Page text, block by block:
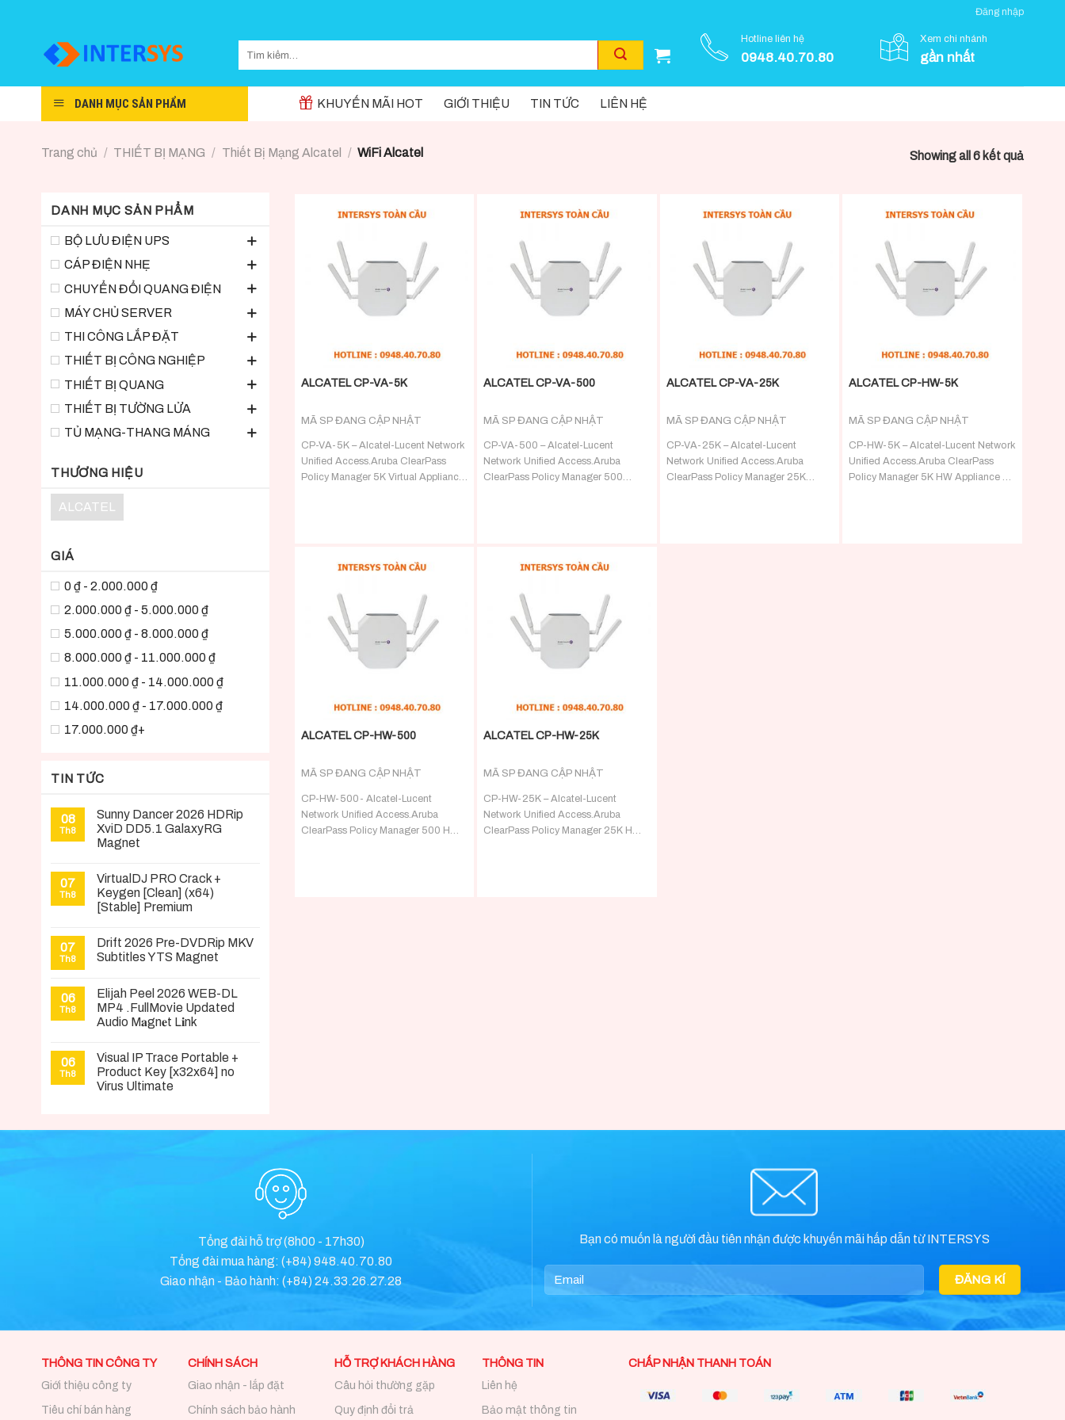
Đăng nhập
Hotline liên hệ
0948.40.70.80
Xem chi nhánh
gần nhất
DANH MỤC SẢN PHẨM KHUYẾN MÃI HOT GIỚI THIỆU TIN TỨC LIÊN HỆ
Trang chủ / THIẾT BỊ MẠNG / Thiết Bị Mạng Alcatel / WiFi Alcatel Showing all 6 kết quả
DANH MỤC SẢN PHẨM
BỘ LƯU ĐIỆN UPS
CÁP ĐIỆN NHẸ
CHUYỂN ĐỔI QUANG ĐIỆN
MÁY CHỦ SERVER
THI CÔNG LẮP ĐẶT
THIẾT BỊ CÔNG NGHIỆP
THIẾT BỊ QUANG
THIẾT BỊ TƯỜNG LỬA
TỦ MẠNG-THANG MÁNG
THƯƠNG HIỆU
ALCATEL
GIÁ
0 ₫ - 2.000.000 ₫
2.000.000 ₫ - 5.000.000 ₫
5.000.000 ₫ - 8.000.000 ₫
8.000.000 ₫ - 11.000.000 ₫
11.000.000 ₫ - 14.000.000 ₫
14.000.000 ₫ - 17.000.000 ₫
17.000.000 ₫+
TIN TỨC
08
Th8
Sunny Dancer 2026 HDRip
XviD DD5.1 GalaxyRG
Magnet
07
Th8
VirtualDJ PRO Crack +
Keygen [Clean] (x64)
[Stable] Premium
07
Th8
Drift 2026 Pre-DVDRip MKV
Subtitles YTS Magnet
06
Th8
Elijah Peel 2026 WEB-DL
MP4 .FullMov𝗂e Updated
Audio M𝐚gn𝐞t L𝐢nk
06
Th8
Visual IP Trace Portable +
Product Key [x32x64] no
Virus Ultimate
ALCATEL CP-VA-5K
MÃ SP ĐANG CẬP NHẬT
CP-VA-5K – Alcatel-Lucent Network
Unified Access.Aruba ClearPass
Policy Manager 5K Virtual Appliance
ALCATEL CP-VA-500
MÃ SP ĐANG CẬP NHẬT
CP-VA-500 – Alcatel-Lucent
Network Unified Access.Aruba
ClearPass Policy Manager 500
ALCATEL CP-VA-25K
MÃ SP ĐANG CẬP NHẬT
CP-VA-25K – Alcatel-Lucent
Network Unified Access.Aruba
ClearPass Policy Manager 25K
ALCATEL CP-HW-5K
MÃ SP ĐANG CẬP NHẬT
CP-HW-5K – Alcatel-Lucent Network
Unified Access.Aruba ClearPass
Policy Manager 5K HW Appliance –
ALCATEL CP-HW-500
MÃ SP ĐANG CẬP NHẬT
CP-HW-500- Alcatel-Lucent
Network Unified Access.Aruba
ClearPass Policy Manager 500 HW
ALCATEL CP-HW-25K
MÃ SP ĐANG CẬP NHẬT
CP-HW-25K – Alcatel-Lucent
Network Unified Access.Aruba
ClearPass Policy Manager 25K HW
Tổng đài hỗ trợ (8h00 - 17h30)
Tổng đài mua hàng: (+84) 948.40.70.80
Giao nhận - Bảo hành: (+84) 24.33.26.27.28
Bạn có muốn là người đầu tiên nhận được khuyến mãi hấp dẫn từ INTERSYS
THÔNG TIN CÔNG TY
Giới thiệu công ty
Tiêu chí bán hàng
CHÍNH SÁCH
Giao nhận - lắp đặt
Chính sách bảo hành
HỖ TRỢ KHÁCH HÀNG
Câu hỏi thường gặp
Quy định đổi trả
THÔNG TIN
Liên hệ
Bảo mật thông tin
CHẤP NHẬN THANH TOÁN